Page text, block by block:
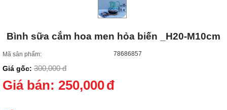
Bình sữa cắm hoa men hỏa biến _H20-M10cm
Mã sản phẩm: 78686857
Giá gốc: 300,000 đ
Giá bán: 250,000đ